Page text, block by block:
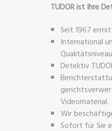
TUDOR ist Ihre
Seit 1967
International
Detektiv
Videomaterial.
Wir
Sofort für Sie